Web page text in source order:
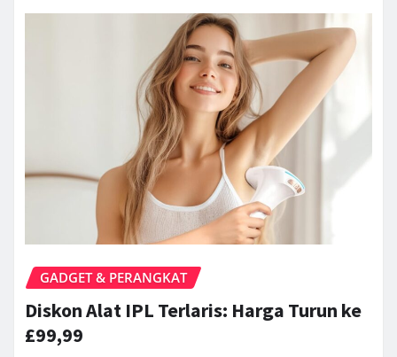
GADGET & PERANGKAT
Diskon Alat IPL Terlaris: Harga Turun ke
£99,99